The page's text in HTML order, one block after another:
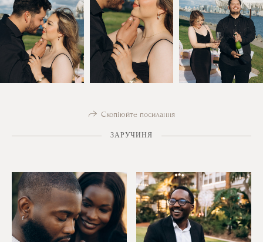
Скопіюйте посилання
ЗАРУЧИНЯ